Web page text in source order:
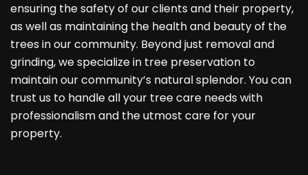
ensuring the safety of our clients and their property,
as well as maintaining the health and beauty of the
trees in our community. Beyond just removal and
grinding, we specialize in tree preservation to
maintain our community’s natural splendor. You can
trust us to handle all your tree care needs with
professionalism and the utmost care for your
property.